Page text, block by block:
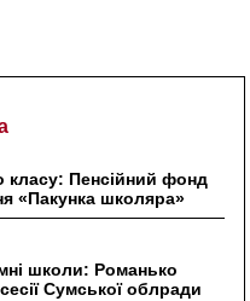
класу: Пенсійний фонд
«Пакунка школяра»
школи: Романько
Сумської облради